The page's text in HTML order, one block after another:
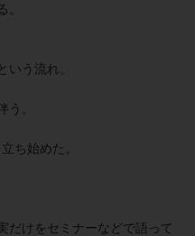
う流れ。
。
ち始めた。
だけをセミナーなどで語って